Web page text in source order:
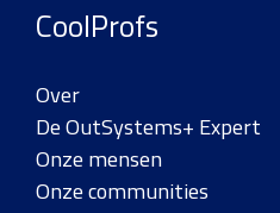
CoolProfs
Over
De OutSystems+ Expert
Onze mensen
Onze communities